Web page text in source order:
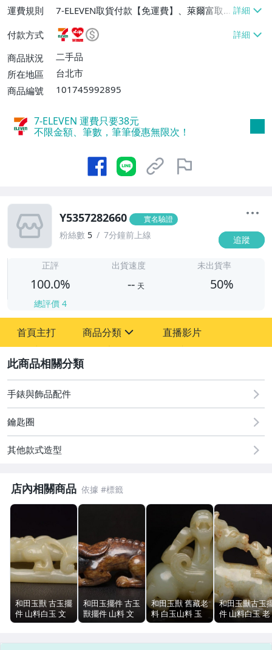
運費規則
7-ELEVEN取貨付款【免運費】、萊爾富取
貨付款【免運費】、宅配/貨運【免運費】
付款方式
商品狀況
二手品
所在地區
台北市
商品編號
101745992895
7-ELEVEN 運費只要38元
不限金額、筆數，筆筆優惠無限次！
Y5357282660 實名驗證
粉絲數 5 7分鐘前上線 追蹤
正評
100.0%
總評價 4
出貨速度
-- 天
未出貨率
50%
首頁主打 商品分類
圖書/影音/文具
古董、藝術與礦石
偶像、球員卡與郵幣
直播影片
手錶與飾品配件
鑰匙圈
其他款式造型
店內相關商品
和田玉獸 古玉擺
件 山料白玉 文
玩玉石 立體雕工
和田玉擺件 古玉
獸擺件 山料 文
玩玉器 378g
和田玉獸 舊藏老
料 白玉山料 玉
器擺飾 文玩古玉
和田玉獸古玉
件 山料白玉 老
料包漿 6.3cm